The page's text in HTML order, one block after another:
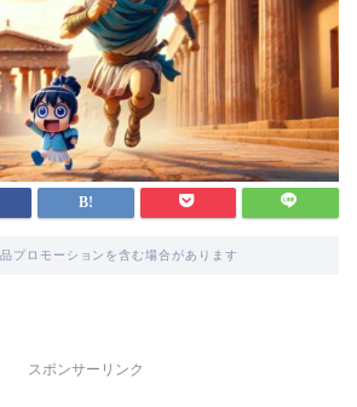
プロモーションを含む場合があります
スポンサーリンク